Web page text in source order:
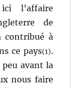
l’affaire
de
contribué à
ce pays(1).
avant la
nous faire